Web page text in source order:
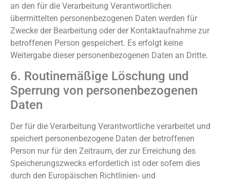
an den für die Verarbeitung Verantwortlichen
übermittelten personenbezogenen Daten werden für
Zwecke der Bearbeitung oder der Kontaktaufnahme zur
betroffenen Person gespeichert. Es erfolgt keine
Weitergabe dieser personenbezogenen Daten an Dritte.
6. Routinemäßige Löschung und
Sperrung von personenbezogenen
Daten
Der für die Verarbeitung Verantwortliche verarbeitet und
speichert personenbezogene Daten der betroffenen
Person nur für den Zeitraum, der zur Erreichung des
Speicherungszwecks erforderlich ist oder sofern dies
durch den Europäischen Richtlinien- und